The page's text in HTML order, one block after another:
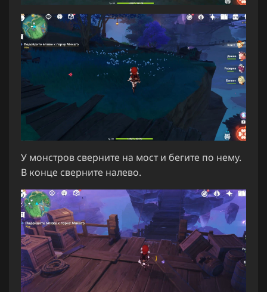
У монстров сверните на мост и бегите по нему.
В конце сверните налево.